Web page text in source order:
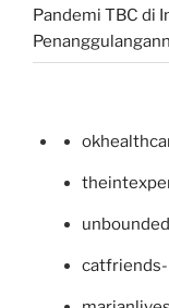
Pandemi TBC di